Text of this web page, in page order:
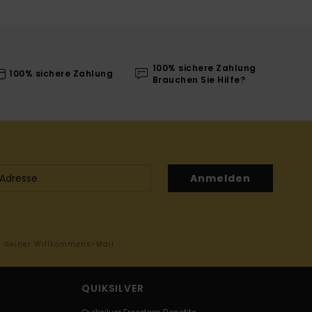
100% sichere Zahlung
100% sichere Zahlung
Brauchen Sie Hilfe?
Anmelden
Willkommens-Mail
QUIKSILVER